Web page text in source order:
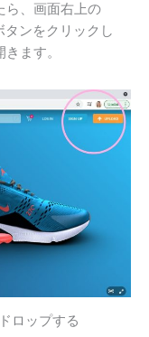
ら、画面右上の
タンをクリックし
ます。
ロップする